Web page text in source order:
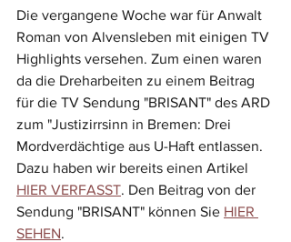
Die vergangene Woche war für Anwalt
Roman von Alvensleben mit einigen TV
Highlights versehen. Zum einen waren
da die Dreharbeiten zu einem Beitrag
für die TV Sendung "BRISANT" des ARD
zum "Justizirrsinn in Bremen: Drei
Mordverdächtige aus U-Haft entlassen.
Dazu haben wir bereits einen Artikel
HIER VERFASST. Den Beitrag von der
Sendung "BRISANT" können Sie HIER
SEHEN.